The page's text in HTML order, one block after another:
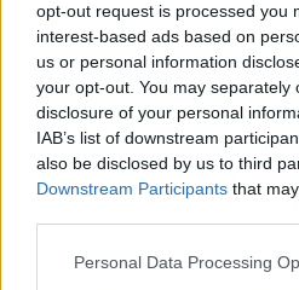
opt-out request is processed you
interest-based ads based on
us or personal information
your opt-out. You may separately
disclosure of your personal
IAB’s list of downstream
also be disclosed by us to third
Downstream Participants that
Personal Data Processing
Verslaus vyro dėka, Pasvalio
lankytojus iš viso pasaulio.
Asmeninio archyvo nuotr.
Vyras sako, jog būna
kempingą sugrįžta ir
jiems – tikrai pakanka.
laukiama atvykstančiųjų